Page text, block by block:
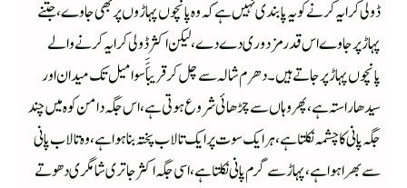
ڈولی کرایہ کرنے کو یہ پابندی نہیں ہےکہ وہ پانچوں پہاڑوں پر بھی جاوے،جتنے
پہاڑ پر جاوے اس قدر مزدوری دے دے،لیکن اکثر ڈولی کرایہ کرنے والے
پانچوں پہاڑ پر جاتے ہیں۔دھرم شالہ سے چل کرقریباَََسوا میل تک میدان اور
سیدھا راستہ ہے،پھر وہاں سے چڑھائی شروع ہوتی ہے،اس جگہ دامن کوہ میں چند
جگہ پانی کا چشمہ نکلتا ہے ،ہر ایک سوت پر ایک تالاب پختہ بنا ہوا ہے،وہ تالاب پانی
سے بھرا ہوا ہے،پہاڑ سے گرم پانی نکلتا ہے،اسی جگہ اکثر جاتری شامگری دھوتے